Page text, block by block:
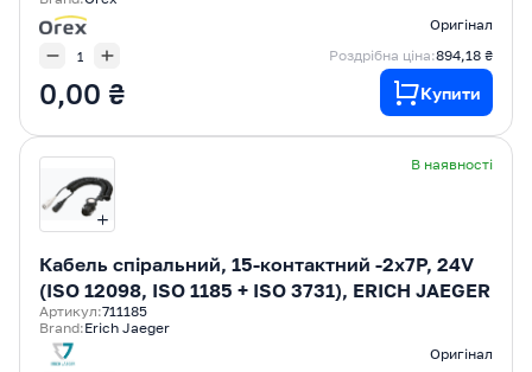
Оригінал
Роздрібна ціна:894,18 ₴
0,00 ₴ Купити
В наявності
Кабель спіральний, 15-контактний -2x7P, 24V
(ISO 12098, ISO 1185 + ISO 3731), ERICH JAEGER
Артикул:711185
Brand:Erich Jaeger
Оригінал